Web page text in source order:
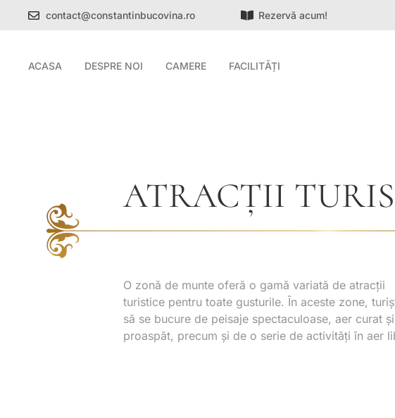
contact@constantinbucovina.ro Rezervă acum!
ACASA DESPRE NOI CAMERE FACILITĂȚI
ATRACȚII
O zonă de munte oferă o gamă variată de atracții
turistice pentru toate gusturile. În aceste zone,
să se bucure de peisaje spectaculoase, aer curat și
proaspăt, precum și de o serie de activități în aer